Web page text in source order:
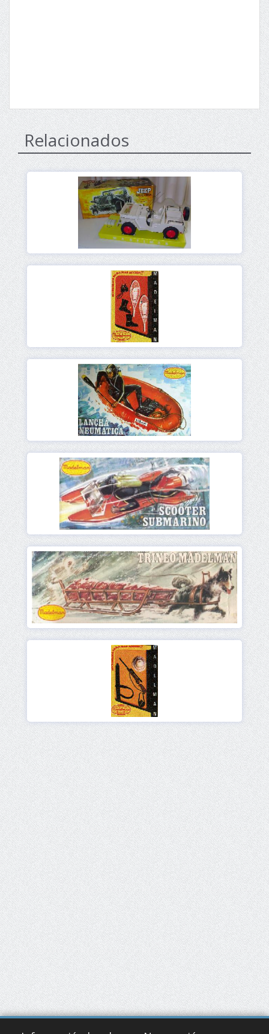
Relacionados
Ver
Ver
Ver
Ver
Ver
Ver